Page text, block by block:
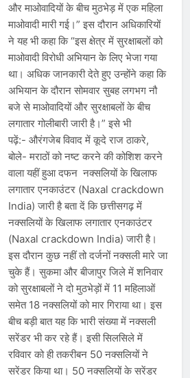
और माओवादियों के बीच मुठभेड़ में एक महिला
माओवादी मारी गई।” इस दौरान अधिकारियों
ने यह भी कहा कि “इस क्षेत्र में सुरक्षाबलों को
माओवादी विरोधी अभियान के लिए भेजा गया
था। अधिक जानकारी देते हुए उन्होंने कहा कि
अभियान के दौरान सोमवार सुबह लगभग नौ
बजे से माओवादियों और सुरक्षाबलों के बीच
लगातार गोलीबारी जारी है।” इसे भी
पढ़ें:- औरंगजेब विवाद में कूदे राज ठाकरे,
बोले- मराठों को नष्ट करने की कोशिश करने
वाला यहीं हुआ दफन नक्सलियों के खिलाफ
लगातार एनकाउंटर (Naxal crackdown
India) जारी है बता दें कि छत्तीसगढ़ में
नक्सलियों के खिलाफ लगातार एनकाउंटर
(Naxal crackdown India) जारी है।
इस दौरान कुछ नहीं तो दर्जनों नक्सली मारे जा
चुके हैं। सुकमा और बीजापुर जिले में शनिवार
को सुरक्षाबलों ने दो मुठभेड़ों में 11 महिलाओं
समेत 18 नक्सलियों को मार गिराया था। इस
बीच बड़ी बात यह कि भारी संख्या में नक्सली
सरेंडर भी कर रहे हैं। इसी सिलसिले में
रविवार को ही तकरीबन 50 नक्सलियों ने
सरेंडर किया था। 50 नक्सलियों के सरेंडर